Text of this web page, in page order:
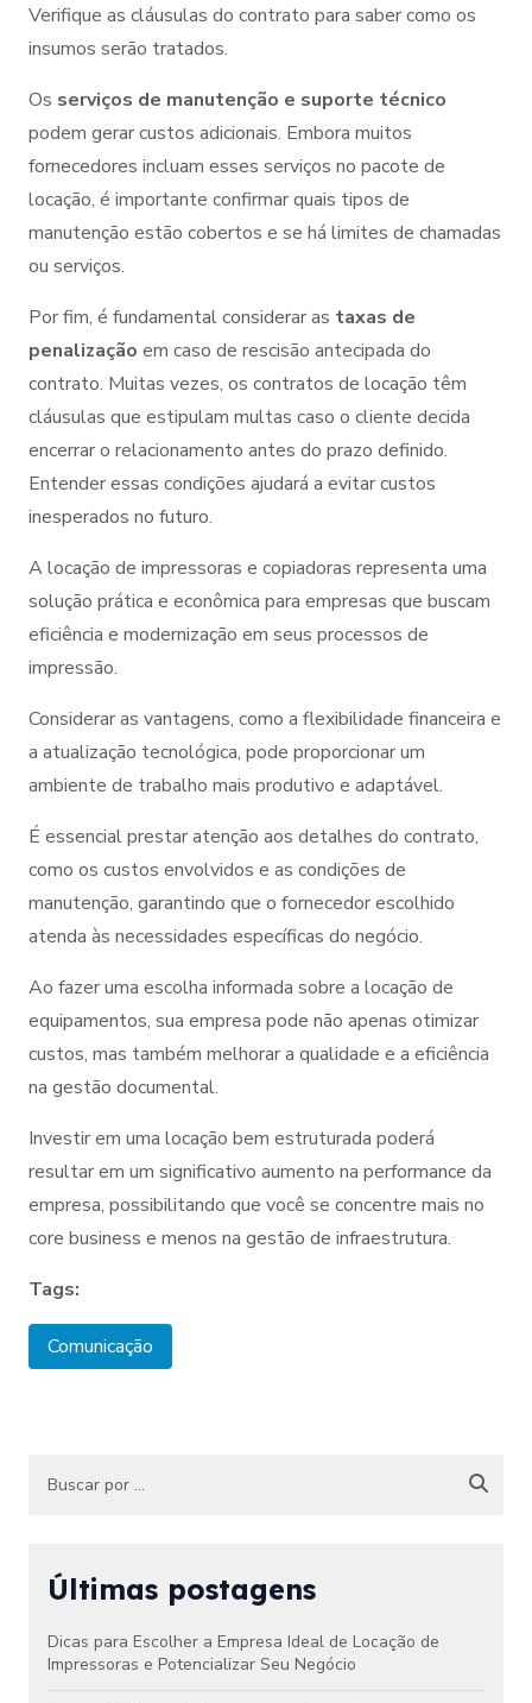
Verifique as cláusulas do contrato para saber como os
insumos serão tratados.
Os serviços de manutenção e suporte técnico
podem gerar custos adicionais. Embora muitos
fornecedores incluam esses serviços no pacote de
locação, é importante confirmar quais tipos de
manutenção estão cobertos e se há limites de chamadas
ou serviços.
Por fim, é fundamental considerar as taxas de
penalização em caso de rescisão antecipada do
contrato. Muitas vezes, os contratos de locação têm
cláusulas que estipulam multas caso o cliente decida
encerrar o relacionamento antes do prazo definido.
Entender essas condições ajudará a evitar custos
inesperados no futuro.
A locação de impressoras e copiadoras representa uma
solução prática e econômica para empresas que buscam
eficiência e modernização em seus processos de
impressão.
Considerar as vantagens, como a flexibilidade financeira e
a atualização tecnológica, pode proporcionar um
ambiente de trabalho mais produtivo e adaptável.
É essencial prestar atenção aos detalhes do contrato,
como os custos envolvidos e as condições de
manutenção, garantindo que o fornecedor escolhido
atenda às necessidades específicas do negócio.
Ao fazer uma escolha informada sobre a locação de
equipamentos, sua empresa pode não apenas otimizar
custos, mas também melhorar a qualidade e a eficiência
na gestão documental.
Investir em uma locação bem estruturada poderá
resultar em um significativo aumento na performance da
empresa, possibilitando que você se concentre mais no
core business e menos na gestão de infraestrutura.
Tags:
Comunicação
Últimas postagens
Dicas para Escolher a Empresa Ideal de Locação de
Impressoras e Potencializar Seu Negócio